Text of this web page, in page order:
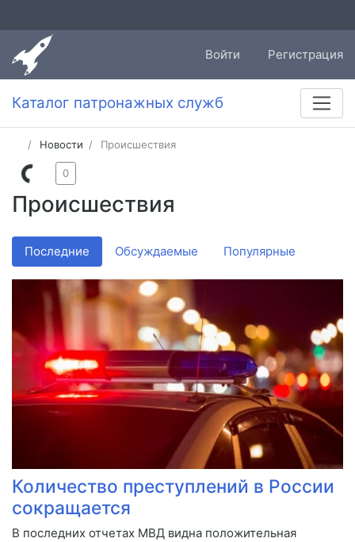
Войти Регистрация
Каталог патронажных служб
Новости Происшествия
Происшествия
0
Последние Обсуждаемые Популярные
Количество преступлений в России
сокращается
В последних отчетах МВД видна положительная